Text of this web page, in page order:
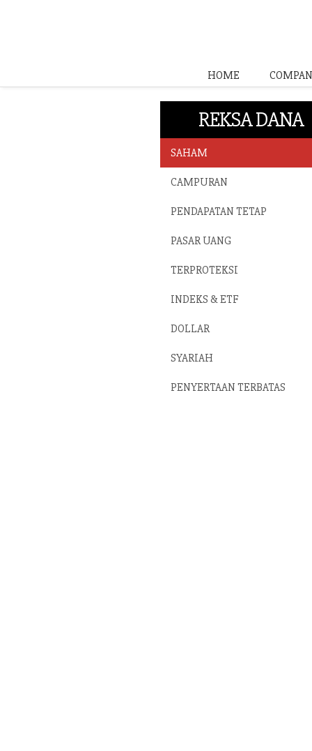
HOME
REKSA DANA
SAHAM
CAMPURAN
PENDAPATAN TETAP
PASAR UANG
TERPROTEKSI
INDEKS & ETF
DOLLAR
SYARIAH
PENYERTAAN TERBATAS